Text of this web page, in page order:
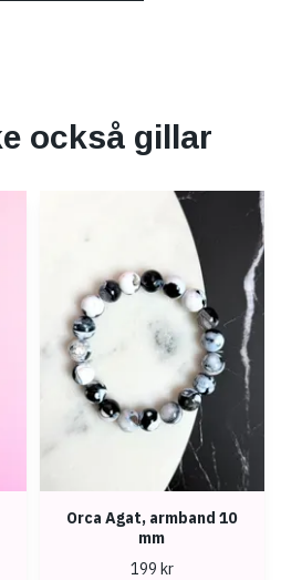
också gillar
Orca Agat, armband 10
mm
199 kr